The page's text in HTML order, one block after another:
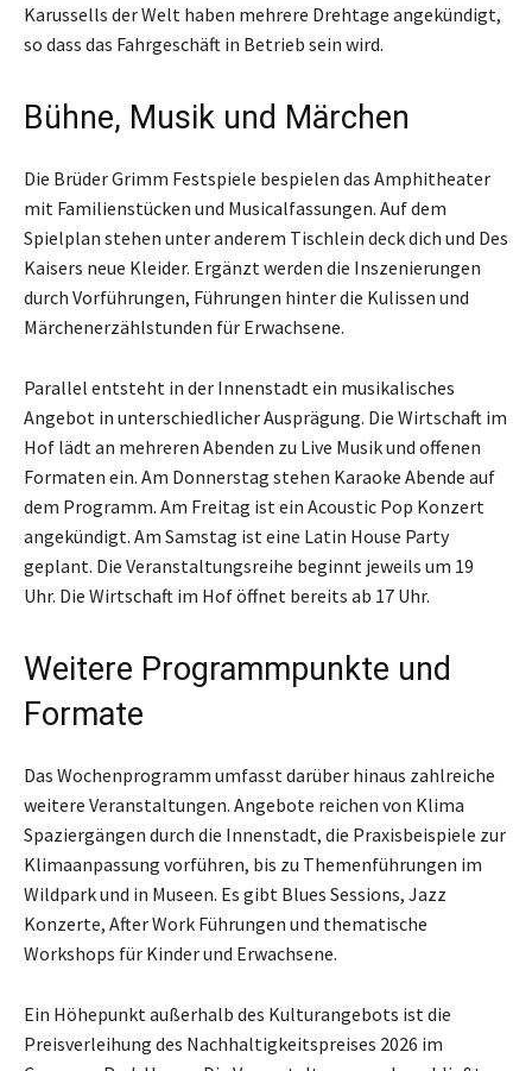
Karussells der Welt haben mehrere Drehtage angekündigt,
so dass das Fahrgeschäft in Betrieb sein wird.
Bühne, Musik und Märchen
Die Brüder Grimm Festspiele bespielen das Amphitheater
mit Familienstücken und Musicalfassungen. Auf dem
Spielplan stehen unter anderem Tischlein deck dich und Des
Kaisers neue Kleider. Ergänzt werden die Inszenierungen
durch Vorführungen, Führungen hinter die Kulissen und
Märchenerzählstunden für Erwachsene.
Parallel entsteht in der Innenstadt ein musikalisches
Angebot in unterschiedlicher Ausprägung. Die Wirtschaft im
Hof lädt an mehreren Abenden zu Live Musik und offenen
Formaten ein. Am Donnerstag stehen Karaoke Abende auf
dem Programm. Am Freitag ist ein Acoustic Pop Konzert
angekündigt. Am Samstag ist eine Latin House Party
geplant. Die Veranstaltungsreihe beginnt jeweils um 19
Uhr. Die Wirtschaft im Hof öffnet bereits ab 17 Uhr.
Weitere Programmpunkte und
Formate
Das Wochenprogramm umfasst darüber hinaus zahlreiche
weitere Veranstaltungen. Angebote reichen von Klima
Spaziergängen durch die Innenstadt, die Praxisbeispiele zur
Klimaanpassung vorführen, bis zu Themenführungen im
Wildpark und in Museen. Es gibt Blues Sessions, Jazz
Konzerte, After Work Führungen und thematische
Workshops für Kinder und Erwachsene.
Ein Höhepunkt außerhalb des Kulturangebots ist die
Preisverleihung des Nachhaltigkeitspreises 2026 im